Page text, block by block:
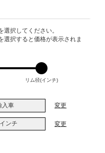
択してください。
選択すると価格が表示されま
リム径(インチ)
入車 変更
ンチ 変更